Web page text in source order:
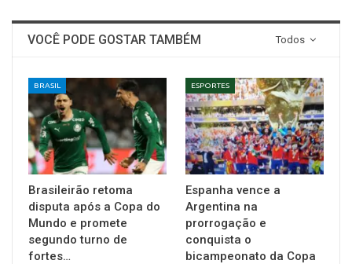
Todos
VOCÊ PODE GOSTAR TAMBÉM
BRASIL
Brasileirão retoma
disputa após a Copa do
Mundo e promete
segundo turno de
fortes…
ESPORTES
Espanha vence a
Argentina na
prorrogação e
conquista o
bicampeonato da Copa